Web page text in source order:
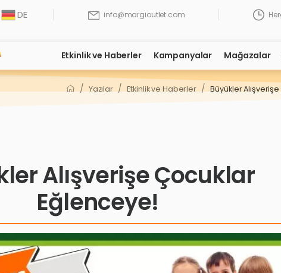
DE info@margioutlet.com
Etkinlik ve Haberler Kampanyalar Mağazalar
/ Yazılar / Etkinlik ve Haberler / Büyükler
Alışverişe Çocuklar
Eğlenceye!